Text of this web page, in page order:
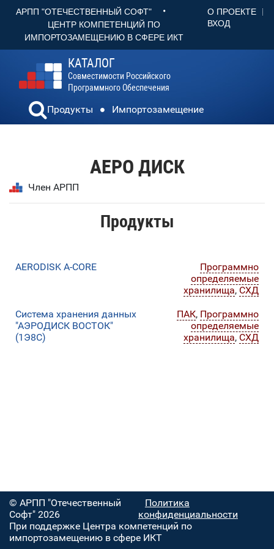
АРПП "ОТЕЧЕСТВЕННЫЙ СОФТ" •
ЦЕНТР КОМПЕТЕНЦИЙ ПО
ИМПОРТОЗАМЕЩЕНИЮ В СФЕРЕ ИКТ
О ПРОЕКТЕ
ВХОД
КАТАЛОГ
Совместимости Российского
Программного Обеспечения
Продукты Импортозамещение
АЕРО ДИСК
Член АРПП
Продукты
AERODISK A-CORE
Программно
определяемые
хранилища, СХД
Система хранения данных
"АЭРОДИСК ВОСТОК"
(1Э8С)
ПАК, Программно
определяемые
хранилища, СХД
© АРПП "Отечественный
Софт" 2026
Политика
конфиденциальности
При поддержке Центра компетенций по
импортозамещению в сфере ИКТ